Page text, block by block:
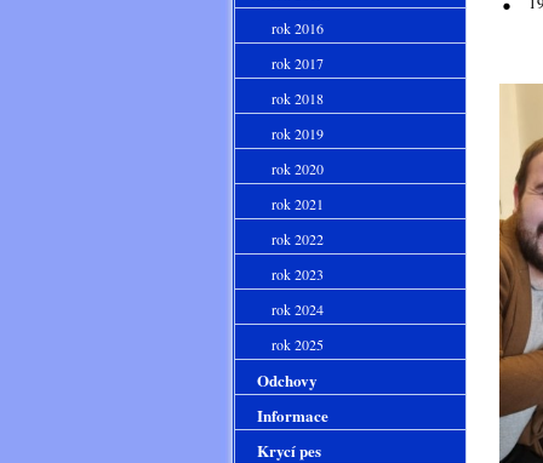
rok 2016
rok 2017
rok 2018
rok 2019
rok 2020
rok 2021
rok 2022
rok 2023
rok 2024
rok 2025
Odchovy
Informace
Krycí pes